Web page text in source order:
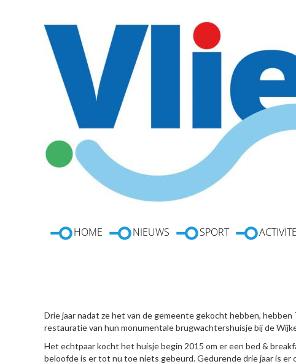
HOME NIEUWS SPORT
Drie jaar nadat ze het van de gemeente gekocht hebben,
restauratie van hun monumentale brugwachtershuisje bij de
Het echtpaar kocht het huisje begin 2015 om er een bed &
beloofde is er tot nu toe niets gebeurd. Gedurende drie jaar is